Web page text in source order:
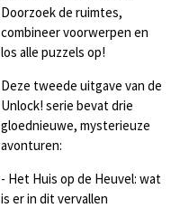
Doorzoek de ruimtes,
combineer voorwerpen en
los alle puzzels op!
Deze tweede uitgave van de
Unlock! serie bevat drie
gloednieuwe, mysterieuze
avonturen:
- Het Huis op de Heuvel: wat
is er in dit vervallen